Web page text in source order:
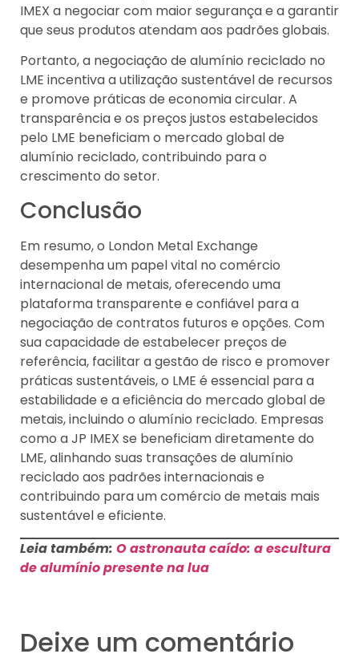
IMEX a negociar com maior segurança e a garantir
que seus produtos atendam aos padrões globais.
Portanto, a negociação de alumínio reciclado no
LME incentiva a utilização sustentável de recursos
e promove práticas de economia circular. A
transparência e os preços justos estabelecidos
pelo LME beneficiam o mercado global de
alumínio reciclado, contribuindo para o
crescimento do setor.
Conclusão
Em resumo, o London Metal Exchange
desempenha um papel vital no comércio
internacional de metais, oferecendo uma
plataforma transparente e confiável para a
negociação de contratos futuros e opções. Com
sua capacidade de estabelecer preços de
referência, facilitar a gestão de risco e promover
práticas sustentáveis, o LME é essencial para a
estabilidade e a eficiência do mercado global de
metais, incluindo o alumínio reciclado. Empresas
como a JP IMEX se beneficiam diretamente do
LME, alinhando suas transações de alumínio
reciclado aos padrões internacionais e
contribuindo para um comércio de metais mais
sustentável e eficiente.
Leia também: O astronauta caído: a escultura
de alumínio presente na lua
Deixe um comentário